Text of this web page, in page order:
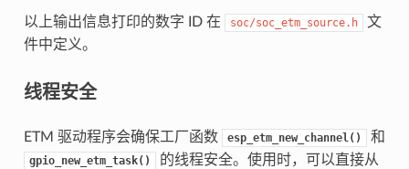
以上输出信息打印的数字 ID 在 soc/soc_etm_source.h
文
件中定义。
线程安全
ETM 驱动程序会确保工厂函数 esp_etm_new_channel() 和
gpio_new_etm_task()
的线程安全。使用时，可以直接从